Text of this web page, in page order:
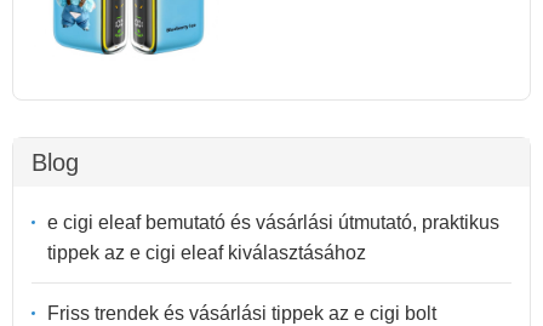
Blog
e cigi eleaf bemutató és vásárlási útmutató, praktikus
tippek az e cigi eleaf kiválasztásához
Friss trendek és vásárlási tippek az e cigi bolt